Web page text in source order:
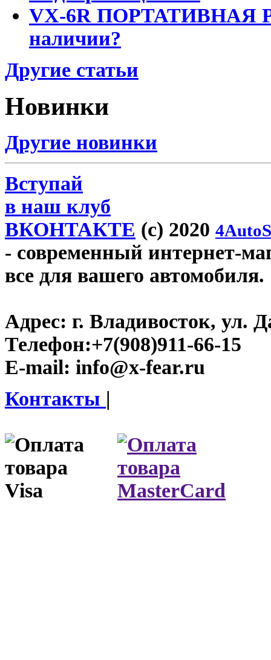
VX-6R ПОРТАТИВНАЯ
наличии?
Другие статьи
Новинки
Другие новинки
Вступай
в наш клуб
ВКОНТАКТЕ (c) 2020
- современный интернет-
все для вашего автомобиля.
Адрес: г. Владивосток, ул.
Телефон:+7(908)911-66-15
E-mail: info@x-fear.ru
Контакты |